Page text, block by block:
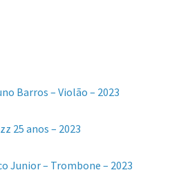
Barros – Violão – 2023
25 anos – 2023
Junior – Trombone – 2023